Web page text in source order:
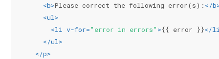
<b>Please correct the following error(s): </b
<ul>
<li v-for="error in errors" >{{ error }}</
</ul>
</p>